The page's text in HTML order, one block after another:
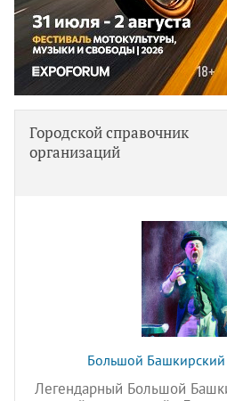
Городской справочник
организаций
Большой Башкирский
Легендарный Большой